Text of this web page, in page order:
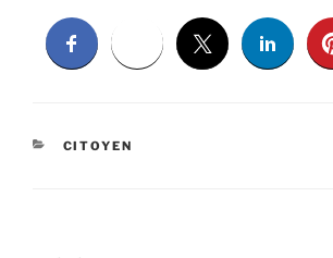
CATÉGORIES
CITOYEN
Navigation